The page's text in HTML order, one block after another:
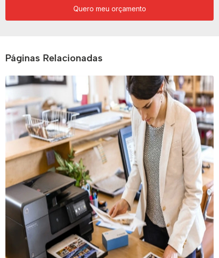
Quero meu orçamento
Páginas Relacionadas